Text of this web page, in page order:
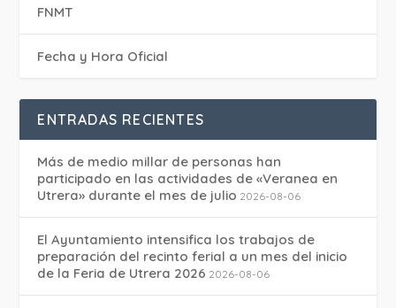
FNMT
Fecha y Hora Oficial
ENTRADAS RECIENTES
Más de medio millar de personas han
participado en las actividades de «Veranea en
Utrera» durante el mes de julio 2026-08-06
El Ayuntamiento intensifica los trabajos de
preparación del recinto ferial a un mes del inicio
de la Feria de Utrera 2026 2026-08-06